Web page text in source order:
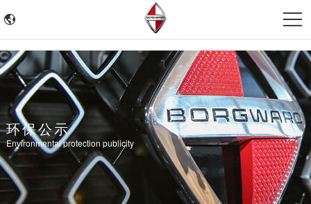
环保公示
Environmental protection publicity